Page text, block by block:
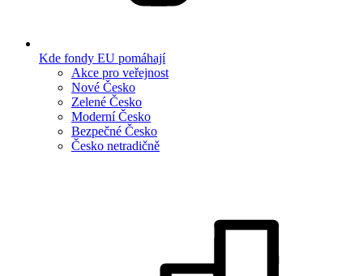
Kde fondy EU pomáhají
Akce pro veřejnost
Nové Česko
Zelené Česko
Moderní Česko
Bezpečné Česko
Česko netradičně